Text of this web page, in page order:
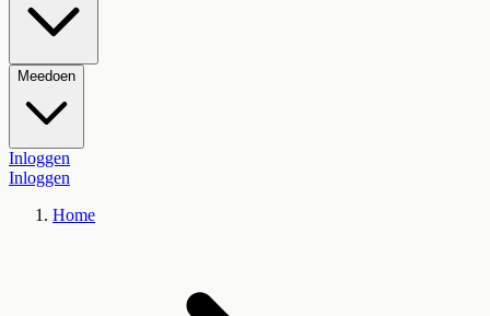
Meedoen
Inloggen
Inloggen
Home